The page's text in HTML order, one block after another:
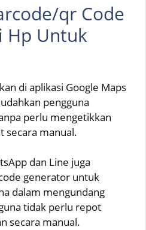
qr Code
Hp Untuk
di aplikasi Google Maps
pengguna
perlu mengetikkan
secara manual.
dan Line juga
generator untuk
dalam mengundang
tidak perlu repot
secara manual.